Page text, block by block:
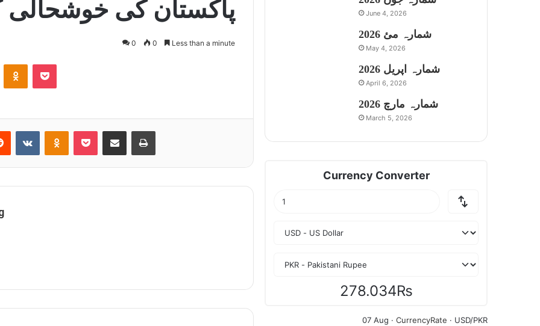
پاکستان کی خوشحالی
0 0 Less than a minute
June 4, 2026
شمارہ مئ 2026
May 4, 2026
شمارہ اپریل 2026
April 6, 2026
شمارہ مارچ 2026
March 5, 2026
Currency Converter
278.034₨
07 Aug · CurrencyRate · USD/PKR